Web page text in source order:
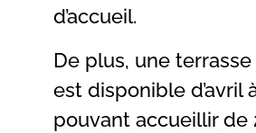
d’accueil.
De plus, une
est disponible d’avril
pouvant accueillir de